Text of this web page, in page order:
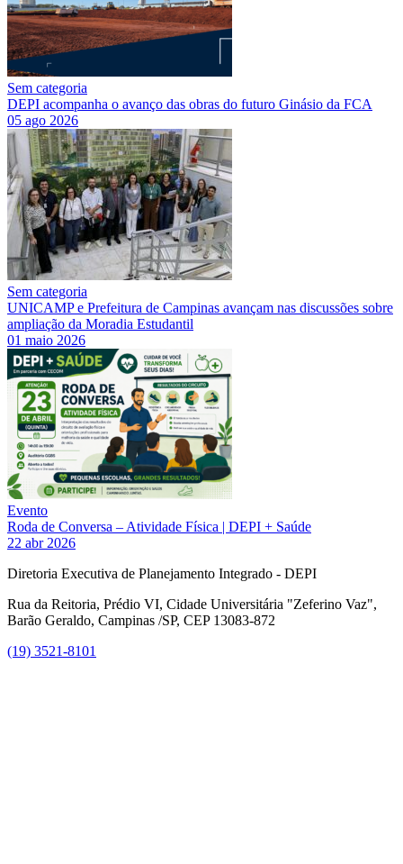
Sem categoria
DEPI acompanha o avanço das obras do futuro Ginásio da FCA
05 ago 2026
Sem categoria
UNICAMP e Prefeitura de Campinas avançam nas discussões sobre
ampliação da Moradia Estudantil
01 maio 2026
Evento
Roda de Conversa – Atividade Física | DEPI + Saúde
22 abr 2026
Diretoria Executiva de Planejamento Integrado - DEPI
Rua da Reitoria, Prédio VI, Cidade Universitária "Zeferino Vaz",
Barão Geraldo, Campinas /SP, CEP 13083-872
(19) 3521-8101